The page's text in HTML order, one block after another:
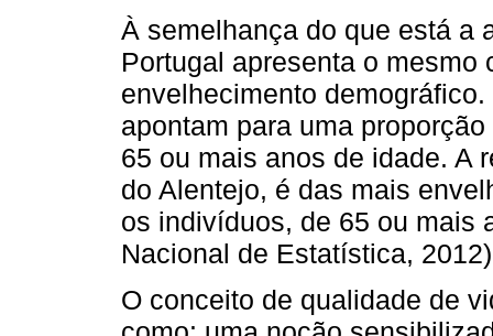
À semelhança do que está a
Portugal apresenta o mesmo
envelhecimento
apontam para uma
65 ou mais anos de idade. A
do Alentejo, é das mais
os indivíduos, de 65 ou mais
Nacional de Estatística,
O conceito de qualidade de